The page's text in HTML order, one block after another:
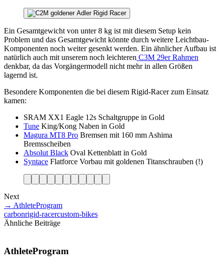
Ein Gesamtgewicht von unter 8 kg ist mit diesem Setup kein
Problem und das Gesamtgewicht könnte durch weitere Leichtbau-
Komponenten noch weiter gesenkt werden. Ein ähnlicher Aufbau ist
natürlich auch mit unserem noch leichteren C3M 29er Rahmen
denkbar, da das Vorgängermodell nicht mehr in allen Größen
lagernd ist.
Besondere Komponenten die bei diesem Rigid-Racer zum Einsatz
kamen:
SRAM XX1 Eagle 12s Schaltgruppe in Gold
Tune King/Kong Naben in Gold
Magura MT8 Pro Bremsen mit 160 mm Ashima
Bremsscheiben
Absolut Black Oval Kettenblatt in Gold
Syntace Flatforce Vorbau mit goldenen Titanschrauben (!)
Next
→ AthleteProgram
carbonrigid-racercustom-bikes
Ähnliche Beiträge
AthleteProgram